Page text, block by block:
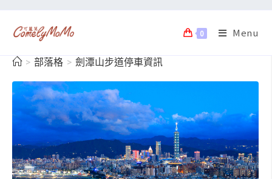
0 Menu
> 部落格 > 劍潭山步道停車資訊